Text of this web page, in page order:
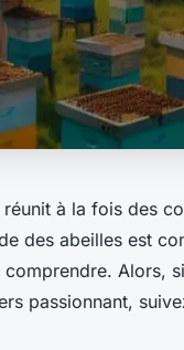
à la fois des
des abeilles est
Alors,
passionnant,